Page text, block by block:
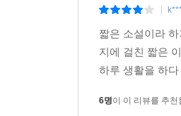
접시에 사료를 부어
“이 이야기들이 당
아직 그리 깊지는
짧은 소설이라
지에 걸친 짧은
하루 생활을 하
6명이 이 리뷰를 추천